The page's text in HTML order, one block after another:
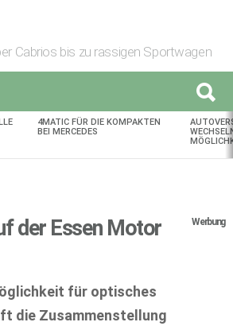
Cabrios bis zu rassigen Sportwagen
4MATIC FÜR DIE KOMPAKTEN
BEI MERCEDES
der Essen Motor
Werbung
für optisches
die Zusammenstellung